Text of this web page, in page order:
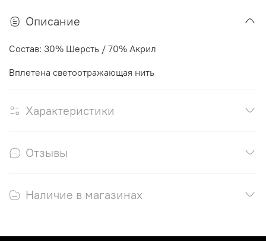
Описание
Состав: 30% Шерсть / 70% Акрил
Вплетена светоотражающая нить
Характеристики
Отзывы
Наличие в магазинах